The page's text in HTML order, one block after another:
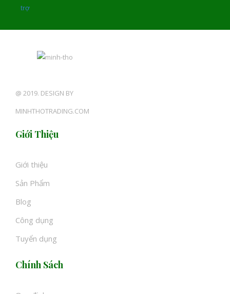
@ 2019. DESIGN BY
MINHTHOTRADING.COM
Giới Thiệu
Giới thiệu
Sản Phẩm
Blog
Công dụng
Tuyển dụng
Chính Sách